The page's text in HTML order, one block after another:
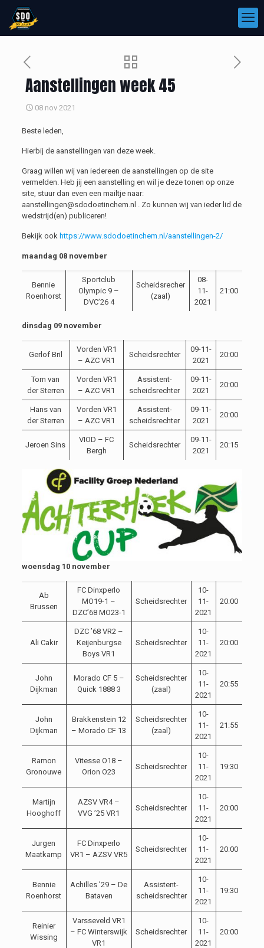
Aanstellingen week 45
08 nov 2021
Beste leden,
Hierbij de aanstellingen van deze week.
Graag willen wij van iedereen de aanstellingen op de site
vermelden. Heb jij een aanstelling en wil je deze tonen op onze
site, stuur dan even een mailtje naar:
aanstellingen@sdodoetinchem.nl . Zo kunnen wij van ieder lid de
wedstrijd(en) publiceren!
Bekijk ook https://www.sdodoetinchem.nl/aanstellingen-2/
maandag 08 november
Bennie
Roenhorst
Sportclub
Olympic 9 –
DVC’26 4
Scheidsrecher
(zaal)
08-
11-
2021
21:00
dinsdag 09 november
Gerlof Bril
Vorden VR1
– AZC VR1
Scheidsrechter
09-11-
2021
20:00
Tom van
der Sterren
Vorden VR1
– AZC VR1
Assistent-
scheidsrechter
09-11-
2021
20:00
Hans van
der Sterren
Vorden VR1
– AZC VR1
Assistent-
scheidsrechter
09-11-
2021
20:00
Jeroen Sins
VIOD – FC
Bergh
Scheidsrechter
09-11-
2021
20:15
woensdag 10 november
Ab
Brussen
FC Dinxperlo
MO19-1 –
DZC’68 MO23-1
Scheidsrechter
10-
11-
2021
20:00
Ali Cakir
DZC ’68 VR2 –
Keijenburgse
Boys VR1
Scheidsrechter
10-
11-
2021
20:00
John
Dijkman
Morado CF 5 –
Quick 1888 3
Scheidsrechter
(zaal)
10-
11-
2021
20:55
John
Dijkman
Brakkenstein 12
– Morado CF 13
Scheidsrechter
(zaal)
10-
11-
2021
21:55
Ramon
Gronouwe
Vitesse O18 –
Orion O23
Scheidsrechter
10-
11-
2021
19:30
Martijn
Hooghoff
AZSV VR4 –
VVG ’25 VR1
Scheidsrechter
10-
11-
2021
20:00
Jurgen
Maatkamp
FC Dinxperlo
VR1 – AZSV VR5
Scheidsrechter
10-
11-
2021
20:00
Bennie
Roenhorst
Achilles ’29 – De
Bataven
Assistent-
scheidsrechter
10-
11-
2021
19:30
Reinier
Wissing
Varsseveld VR1
– FC Winterswijk
VR1
Scheidsrechter
10-
11-
2021
20:00